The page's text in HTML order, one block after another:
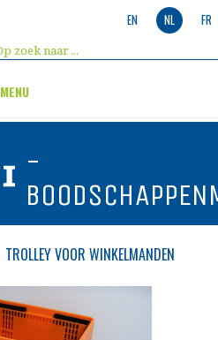
EN NL FR
MENU
-
TROLLEY VOOR WINKELMANDEN